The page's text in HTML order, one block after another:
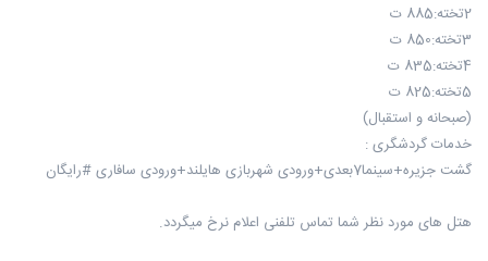
2تخته:885 ت
3تخته:850 ت
4تخته:835 ت
5تخته:825 ت
(صبحانه و استقبال)
خدمات گردشگری :
گشت جزیره+سینما7بعدی+ورودی شهربازی هایلند+ورودی سافاری #رایگان
هتل های مورد نظر شما تماس تلفنی اعلام نرخ میگردد.